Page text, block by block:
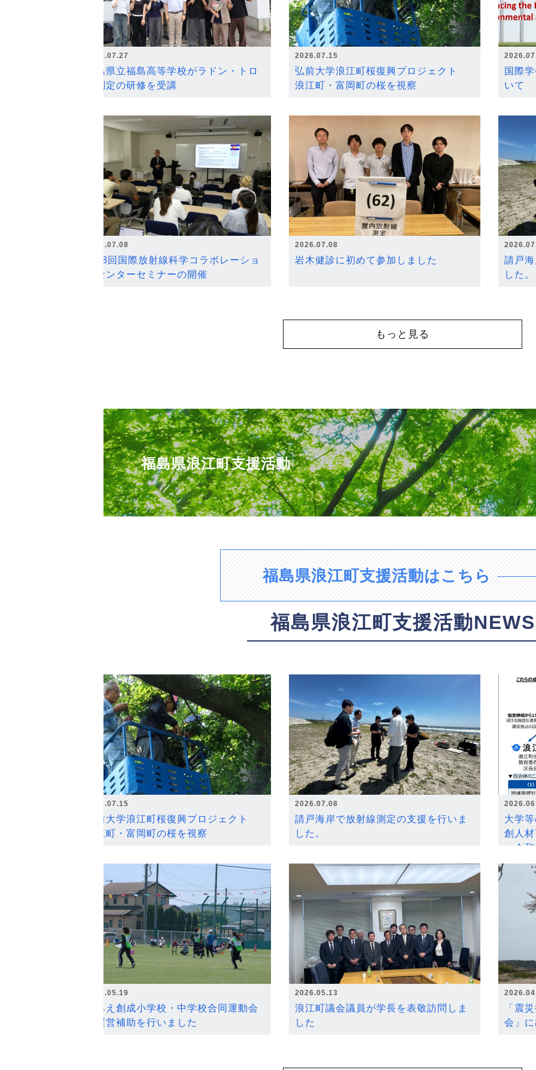
2026.07.27
福島県立福島高等学校がラドン・トロ
ン測定の研修を受講
2026.07.15
弘前大学浪江町桜復興プロジェクト
浪江町・富岡町の桜を視察
国際
いて
2026.07.08
第18回国際放射線科学コラボレーショ
ンセンターセミナーの開催
2026.07.08
岩木健診に初めて参加しました
請戸
した。
もっと見る
福島県浪江町支援活動
福島県浪江町支援活動はこちら
福島県浪江町支援活動NEWS
2026.07.15
弘前大学浪江町桜復興プロジェクト
浪江町・富岡町の桜を視察
2026.07.08
請戸海岸で放射線測定の支援を行いま
した。
大学
創人
～令
2026.05.19
なみえ創成小学校・中学校合同運動会
の運営補助を行いました
2026.05.13
浪江町議会議員が学長を表敬訪問しま
した
「震
会」